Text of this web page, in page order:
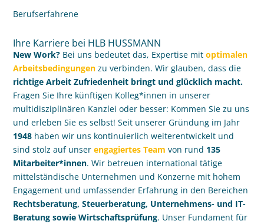
Berufserfahrene
Ihre Karriere bei HLB HUSSMANN
New Work? Bei uns bedeutet das, Expertise mitoptimalen
Arbeitsbedingungen zu verbinden. Wir glauben, dass die
richtige Arbeit Zufriedenheit bringt und glücklich macht.
Fragen Sie Ihre künftigen Kolleg*innen in unserer
multidisziplinären Kanzlei oder besser: Kommen Sie zu uns
und erleben Sie es selbst! Seit unserer Gründung im Jahr
1948 haben wir uns kontinuierlich weiterentwickelt und
sind stolz auf unserengagiertes Team von rund 135
Mitarbeiter*innen. Wir betreuen international tätige
mittelständische Unternehmen und Konzerne mit hohem
Engagement und umfassender Erfahrung in den Bereichen
Rechtsberatung, Steuerberatung, Unternehmens- und IT-
Beratung sowie Wirtschaftsprüfung. Unser Fundament für